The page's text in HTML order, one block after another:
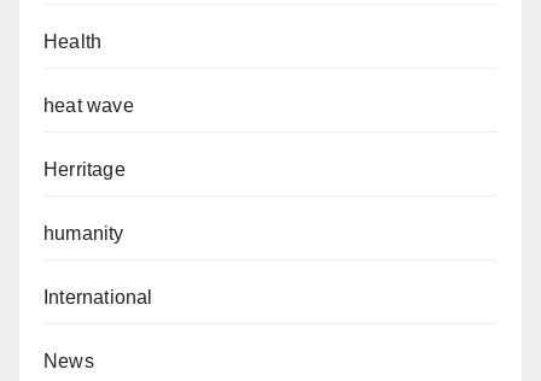
Health
heat wave
Herritage
humanity
International
News